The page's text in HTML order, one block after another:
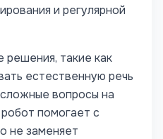
и регулярной
такие как
естественную речь
вопросы на
помогает с
не заменяет